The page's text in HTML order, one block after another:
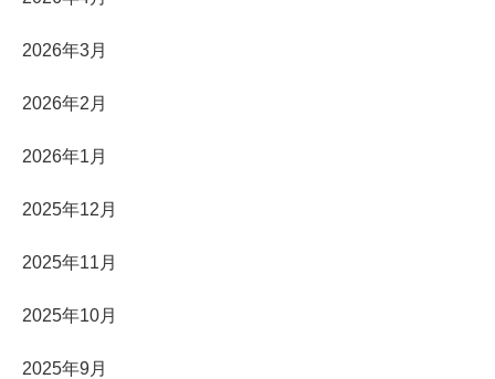
2026年3月
2026年2月
2026年1月
2025年12月
2025年11月
2025年10月
2025年9月